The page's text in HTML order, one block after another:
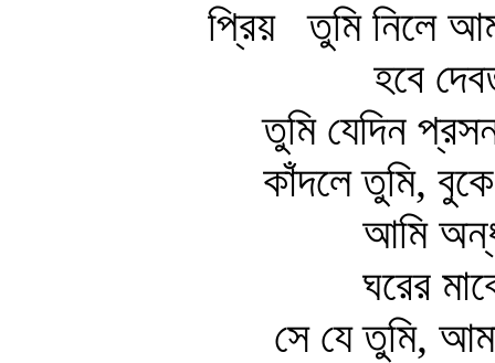
প্রিয় তুমি নিলে
হবে
তুমি যেদিন প্রসন্ন
কাঁদলে তুমি, বুকে
আমি
ঘরের মাঝে
সে যে তুমি, আমার